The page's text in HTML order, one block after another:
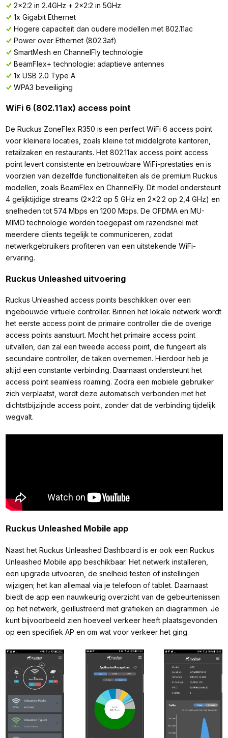
2x2:2 in 2.4GHz + 2x2:2 in 5GHz
1x Gigabit Ethernet
Hogere capaciteit dan oudere modellen met 802.11ac
Power over Ethernet (802.3af)
SmartMesh en ChannelFly technologie
BeamFlex+ technologie: adaptieve antennes
1x USB 2.0 Type A
WPA3 beveiliging
WiFi 6 (802.11ax) access point
De Ruckus ZoneFlex R350 is een perfect WiFi 6 access point
voor kleinere locaties, zoals kleine tot middelgrote kantoren,
retailzaken en restaurants. Het 802.11ax access point access
point levert consistente en betrouwbare WiFi-prestaties en is
voorzien van dezelfde functionaliteiten als de premium Ruckus
modellen, zoals BeamFlex en ChannelFly. Dit model ondersteunt
4 gelijktijdige streams (2x2:2 op 5 GHz en 2x2:2 op 2,4 GHz) en
snelheden tot 574 Mbps en 1200 Mbps. De OFDMA en MU-
MIMO technologie worden toegepast om razendsnel met
meerdere clients tegelijk te communiceren, zodat
netwerkgebruikers profiteren van een uitstekende WiFi-
ervaring.
Ruckus Unleashed uitvoering
Ruckus Unleashed access points beschikken over een
ingebouwde virtuele controller. Binnen het lokale netwerk wordt
het eerste access point de primaire controller die de overige
access points aanstuurt. Mocht het primaire access point
uitvallen, dan zal een tweede access point, die fungeert als
secundaire controller, de taken overnemen. Hierdoor heb je
altijd een constante verbinding. Daarnaast ondersteunt het
access point seamless roaming. Zodra een mobiele gebruiker
zich verplaatst, wordt deze automatisch verbonden met het
dichtstbijzijnde access point, zonder dat de verbinding tijdelijk
wegvalt.
Ruckus Unleashed Mobile app
Naast het Ruckus Unleashed Dashboard is er ook een Ruckus
Unleashed Mobile app beschikbaar. Het netwerk installeren,
een upgrade uitvoeren, de snelheid testen of instellingen
wijzigen; het kan allemaal via je telefoon of tablet. Daarnaast
biedt de app een nauwkeurig overzicht van de gebeurtenissen
op het netwerk, geïllustreerd met grafieken en diagrammen. Je
kunt bijvoorbeeld zien hoeveel verkeer heeft plaatsgevonden
op een specifiek AP en om wat voor verkeer het ging.